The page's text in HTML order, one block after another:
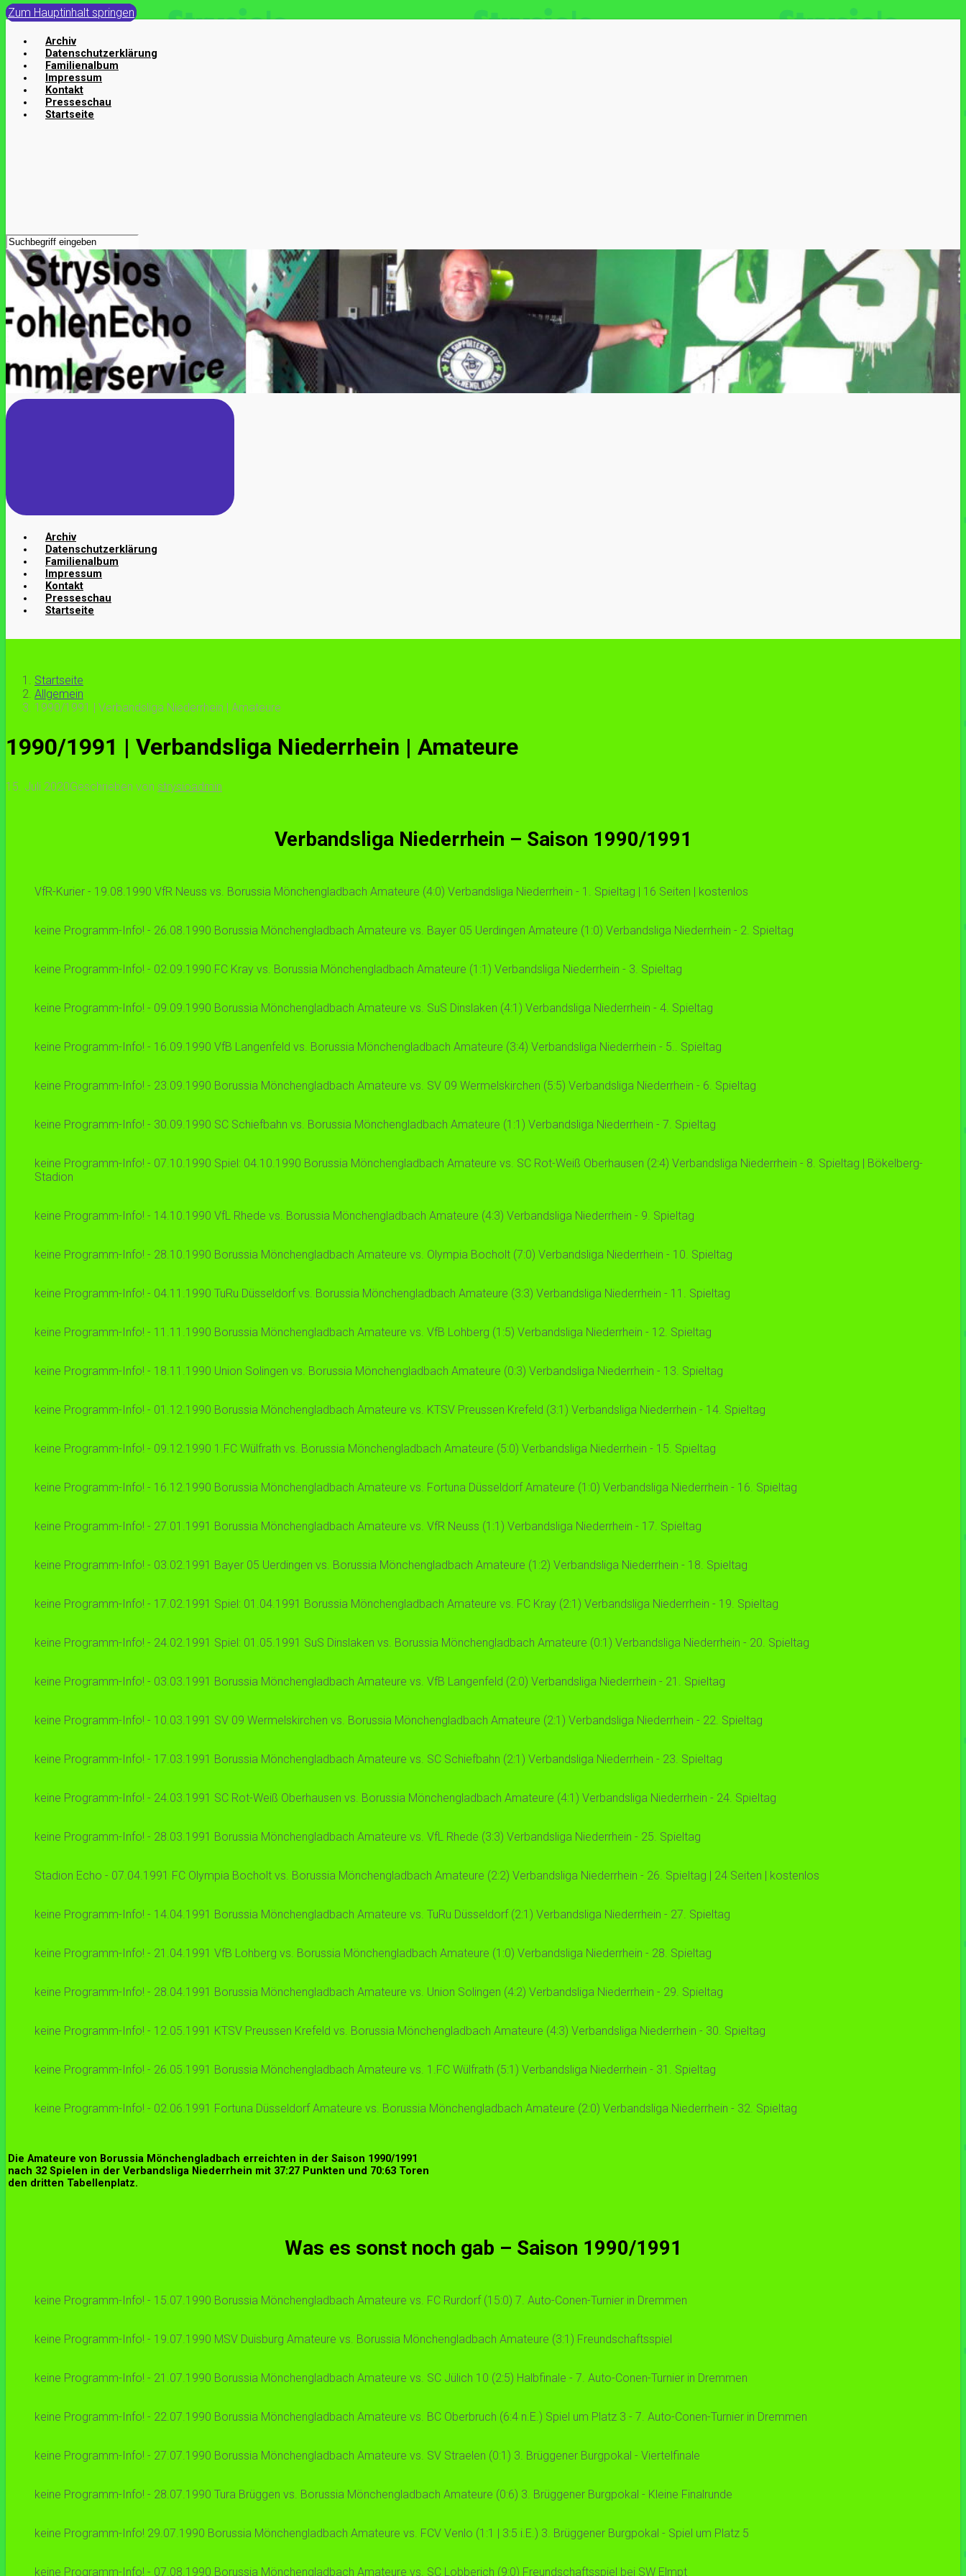
Zum Hauptinhalt springen
Archiv
Datenschutzerklärung
Familienalbum
Impressum
Kontakt
Presseschau
Startseite
Archiv
Datenschutzerklärung
Familienalbum
Impressum
Kontakt
Presseschau
Startseite
Startseite
Allgemein
1990/1991 | Verbandsliga Niederrhein | Amateure
1990/1991 | Verbandsliga Niederrhein | Amateure
15. Juli 2020Geschrieben von strysioadmin
Verbandsliga Niederrhein – Saison 1990/1991
VfR-Kurier - 19.08.1990 VfR Neuss vs. Borussia Mönchengladbach Amateure (4:0) Verbandsliga Niederrhein - 1. Spieltag | 16 Seiten | kostenlos
keine Programm-Info! - 26.08.1990 Borussia Mönchengladbach Amateure vs. Bayer 05 Uerdingen Amateure (1:0) Verbandsliga Niederrhein - 2. Spieltag
keine Programm-Info! - 02.09.1990 FC Kray vs. Borussia Mönchengladbach Amateure (1:1) Verbandsliga Niederrhein - 3. Spieltag
keine Programm-Info! - 09.09.1990 Borussia Mönchengladbach Amateure vs. SuS Dinslaken (4:1) Verbandsliga Niederrhein - 4. Spieltag
keine Programm-Info! - 16.09.1990 VfB Langenfeld vs. Borussia Mönchengladbach Amateure (3:4) Verbandsliga Niederrhein - 5.. Spieltag
keine Programm-Info! - 23.09.1990 Borussia Mönchengladbach Amateure vs. SV 09 Wermelskirchen (5:5) Verbandsliga Niederrhein - 6. Spieltag
keine Programm-Info! - 30.09.1990 SC Schiefbahn vs. Borussia Mönchengladbach Amateure (1:1) Verbandsliga Niederrhein - 7. Spieltag
keine Programm-Info! - 07.10.1990 Spiel: 04.10.1990 Borussia Mönchengladbach Amateure vs. SC Rot-Weiß Oberhausen (2:4) Verbandsliga Niederrhein - 8. Spieltag | Bökelberg-
Stadion
keine Programm-Info! - 14.10.1990 VfL Rhede vs. Borussia Mönchengladbach Amateure (4:3) Verbandsliga Niederrhein - 9. Spieltag
keine Programm-Info! - 28.10.1990 Borussia Mönchengladbach Amateure vs. Olympia Bocholt (7:0) Verbandsliga Niederrhein - 10. Spieltag
keine Programm-Info! - 04.11.1990 TuRu Düsseldorf vs. Borussia Mönchengladbach Amateure (3:3) Verbandsliga Niederrhein - 11. Spieltag
keine Programm-Info! - 11.11.1990 Borussia Mönchengladbach Amateure vs. VfB Lohberg (1:5) Verbandsliga Niederrhein - 12. Spieltag
keine Programm-Info! - 18.11.1990 Union Solingen vs. Borussia Mönchengladbach Amateure (0:3) Verbandsliga Niederrhein - 13. Spieltag
keine Programm-Info! - 01.12.1990 Borussia Mönchengladbach Amateure vs. KTSV Preussen Krefeld (3:1) Verbandsliga Niederrhein - 14. Spieltag
keine Programm-Info! - 09.12.1990 1.FC Wülfrath vs. Borussia Mönchengladbach Amateure (5:0) Verbandsliga Niederrhein - 15. Spieltag
keine Programm-Info! - 16.12.1990 Borussia Mönchengladbach Amateure vs. Fortuna Düsseldorf Amateure (1:0) Verbandsliga Niederrhein - 16. Spieltag
keine Programm-Info! - 27.01.1991 Borussia Mönchengladbach Amateure vs. VfR Neuss (1:1) Verbandsliga Niederrhein - 17. Spieltag
keine Programm-Info! - 03.02.1991 Bayer 05 Uerdingen vs. Borussia Mönchengladbach Amateure (1:2) Verbandsliga Niederrhein - 18. Spieltag
keine Programm-Info! - 17.02.1991 Spiel: 01.04.1991 Borussia Mönchengladbach Amateure vs. FC Kray (2:1) Verbandsliga Niederrhein - 19. Spieltag
keine Programm-Info! - 24.02.1991 Spiel: 01.05.1991 SuS Dinslaken vs. Borussia Mönchengladbach Amateure (0:1) Verbandsliga Niederrhein - 20. Spieltag
keine Programm-Info! - 03.03.1991 Borussia Mönchengladbach Amateure vs. VfB Langenfeld (2:0) Verbandsliga Niederrhein - 21. Spieltag
keine Programm-Info! - 10.03.1991 SV 09 Wermelskirchen vs. Borussia Mönchengladbach Amateure (2:1) Verbandsliga Niederrhein - 22. Spieltag
keine Programm-Info! - 17.03.1991 Borussia Mönchengladbach Amateure vs. SC Schiefbahn (2:1) Verbandsliga Niederrhein - 23. Spieltag
keine Programm-Info! - 24.03.1991 SC Rot-Weiß Oberhausen vs. Borussia Mönchengladbach Amateure (4:1) Verbandsliga Niederrhein - 24. Spieltag
keine Programm-Info! - 28.03.1991 Borussia Mönchengladbach Amateure vs. VfL Rhede (3:3) Verbandsliga Niederrhein - 25. Spieltag
Stadion Echo - 07.04.1991 FC Olympia Bocholt vs. Borussia Mönchengladbach Amateure (2:2) Verbandsliga Niederrhein - 26. Spieltag | 24 Seiten | kostenlos
keine Programm-Info! - 14.04.1991 Borussia Mönchengladbach Amateure vs. TuRu Düsseldorf (2:1) Verbandsliga Niederrhein - 27. Spieltag
keine Programm-Info! - 21.04.1991 VfB Lohberg vs. Borussia Mönchengladbach Amateure (1:0) Verbandsliga Niederrhein - 28. Spieltag
keine Programm-Info! - 28.04.1991 Borussia Mönchengladbach Amateure vs. Union Solingen (4:2) Verbandsliga Niederrhein - 29. Spieltag
keine Programm-Info! - 12.05.1991 KTSV Preussen Krefeld vs. Borussia Mönchengladbach Amateure (4:3) Verbandsliga Niederrhein - 30. Spieltag
keine Programm-Info! - 26.05.1991 Borussia Mönchengladbach Amateure vs. 1.FC Wülfrath (5:1) Verbandsliga Niederrhein - 31. Spieltag
keine Programm-Info! - 02.06.1991 Fortuna Düsseldorf Amateure vs. Borussia Mönchengladbach Amateure (2:0) Verbandsliga Niederrhein - 32. Spieltag
Die Amateure von Borussia Mönchengladbach erreichten in der Saison 1990/1991
nach 32 Spielen in der Verbandsliga Niederrhein mit 37:27 Punkten und 70:63 Toren
den dritten Tabellenplatz.
Was es sonst noch gab – Saison 1990/1991
keine Programm-Info! - 15.07.1990 Borussia Mönchengladbach Amateure vs. FC Rurdorf (15:0) 7. Auto-Conen-Turnier in Dremmen
keine Programm-Info! - 19.07.1990 MSV Duisburg Amateure vs. Borussia Mönchengladbach Amateure (3:1) Freundschaftsspiel
keine Programm-Info! - 21.07.1990 Borussia Mönchengladbach Amateure vs. SC Jülich 10 (2:5) Halbfinale - 7. Auto-Conen-Turnier in Dremmen
keine Programm-Info! - 22.07.1990 Borussia Mönchengladbach Amateure vs. BC Oberbruch (6:4 n.E.) Spiel um Platz 3 - 7. Auto-Conen-Turnier in Dremmen
keine Programm-Info! - 27.07.1990 Borussia Mönchengladbach Amateure vs. SV Straelen (0:1) 3. Brüggener Burgpokal - Viertelfinale
keine Programm-Info! - 28.07.1990 Tura Brüggen vs. Borussia Mönchengladbach Amateure (0:6) 3. Brüggener Burgpokal - Kleine Finalrunde
keine Programm-Info! 29.07.1990 Borussia Mönchengladbach Amateure vs. FCV Venlo (1:1 | 3:5 i.E.) 3. Brüggener Burgpokal - Spiel um Platz 5
keine Programm-Info! - 07.08.1990 Borussia Mönchengladbach Amateure vs. SC Lobberich (9:0) Freundschaftsspiel bei SW Elmpt